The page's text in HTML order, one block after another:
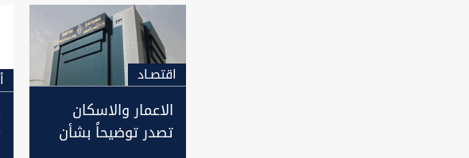
اقتصـاد
الاعمار والاسكان
تصدر توضيحاً بشأن